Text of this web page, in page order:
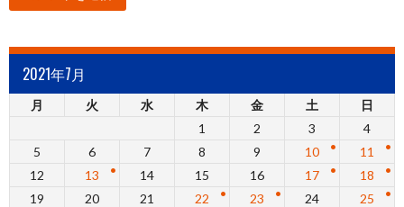
2021年7月
月 火 水 木 金 土 日
1 2 3
4
5
6 7 8 9 10
11
12
13 14 15 16 17
18
19
20 21 22 23 24
25